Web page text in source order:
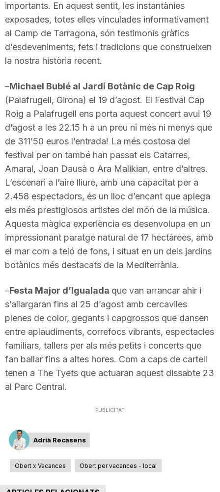
o
n
importants. En aquest sentit, les instantànies
exposades, totes elles vinculades informativament
al Camp de Tarragona, són testimonis gràfics
d’esdeveniments, fets i tradicions que construeixen
la nostra història recent.
–Michael Bublé al Jardí Botànic de Cap Roig
(Palafrugell, Girona) el 19 d’agost. El Festival Cap
Roig a Palafrugell ens porta aquest concert avui 19
d’agost a les 22.15 h a un preu ni més ni menys que
de 311’50 euros l’entrada! La més costosa del
festival per on també han passat els Catarres,
Amaral, Joan Dausà o Ara Malikian, entre d’altres.
L’escenari a l’aire lliure, amb una capacitat per a
2.458 espectadors, és un lloc d’encant que aplega
els més prestigiosos artistes del món de la música.
Aquesta màgica experiència es desenvolupa en un
impressionant paratge natural de 17 hectàrees, amb
el mar com a teló de fons, i situat en un dels jardins
botànics més destacats de la Mediterrània.
–Festa Major d’Igualada que van arrancar ahir i
s’allargaran fins al 25 d’agost amb cercaviles
plenes de color, gegants i capgrossos que dansen
entre aplaudiments, correfocs vibrants, espectacles
familiars, tallers per als més petits i concerts que
fan ballar fins a altes hores. Com a caps de cartell
tenen a The Tyets que actuaran aquest dissabte 23
al Parc Central.
PUBLICITAT
Adrià Recasens
Obert x Vacances Obert per vacances - local